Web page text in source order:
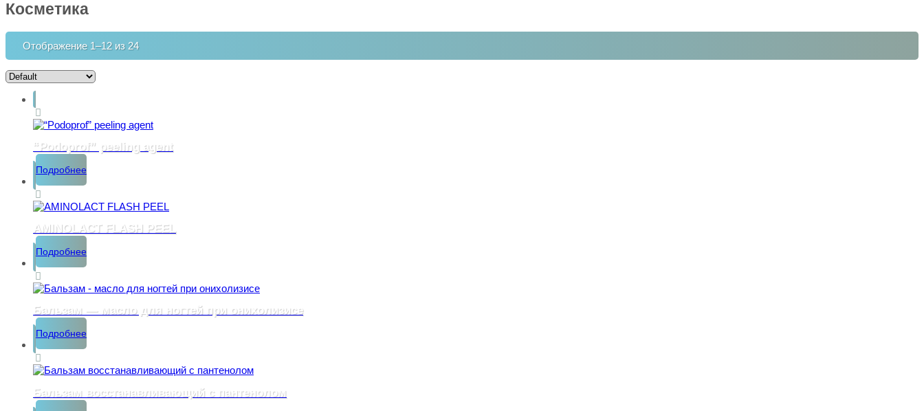
Косметика
Отображение 1–12 из 24
“Podoprof” peeling agent
Подробнее
AMINOLACT FLASH PEEL
Подробнее
Бальзам — масло для ногтей при онихолизисе
Подробнее
Бальзам восстанавливающий с пантенолом